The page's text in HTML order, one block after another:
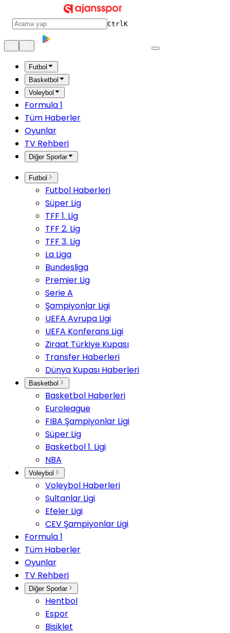
CtrlK
Futbol
Basketbol
Voleybol
Formula 1
Tüm Haberler
Oyunlar
TV Rehberi
Diğer Sporlar
Futbol
Futbol Haberleri
Süper Lig
TFF 1. Lig
TFF 2. Lig
TFF 3. Lig
La Liga
Bundesliga
Premier Lig
Serie A
Şampiyonlar Ligi
UEFA Avrupa Ligi
UEFA Konferans Ligi
Ziraat Türkiye Kupası
Transfer Haberleri
Dünya Kupası Haberleri
Basketbol
Basketbol Haberleri
Euroleague
FIBA Şampiyonlar Ligi
Süper Lig
Basketbol 1. Ligi
NBA
Voleybol
Voleybol Haberleri
Sultanlar Ligi
Efeler Ligi
CEV Şampiyonlar Ligi
Formula 1
Tüm Haberler
Oyunlar
TV Rehberi
Diğer Sporlar
Hentbol
Espor
Bisiklet